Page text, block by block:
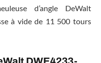
d’angle DeWalt
à vide de 11 500 tours